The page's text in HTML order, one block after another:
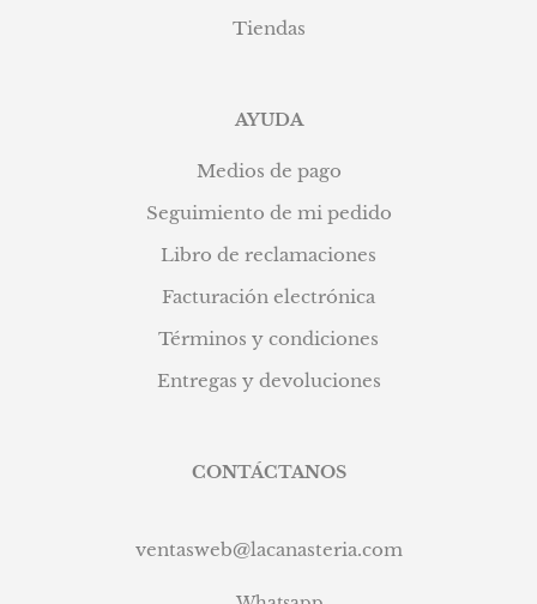
Tiendas
AYUDA
Medios de pago
Seguimiento de mi pedido
Libro de reclamaciones
Facturación electrónica
Términos y condiciones
Entregas y devoluciones
CONTÁCTANOS
ventasweb@lacanasteria.com